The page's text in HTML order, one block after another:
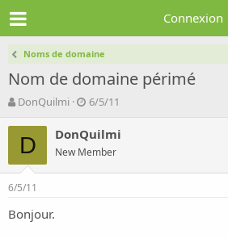
Connexion
Noms de domaine
Nom de domaine périmé
A
t
r
d
l
DonQuilmi
D
t
e
d
e
6/5/11
D DonQuilmi
New Member
6/5/11
Bonjour.